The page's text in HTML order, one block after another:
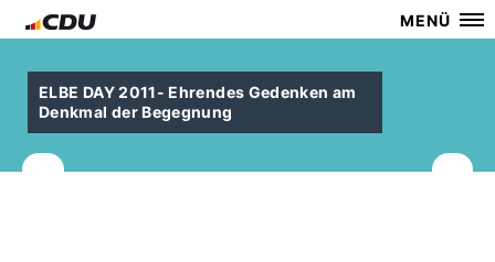
MENÜ
ELBE DAY 2011- Ehrendes Gedenken am
Denkmal der Begegnung